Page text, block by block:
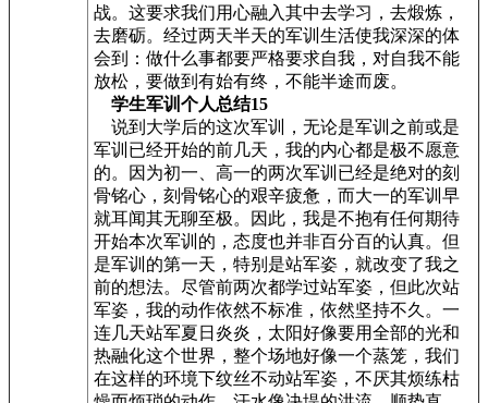
战。这要求我们用心融入其中去学习，去煅炼，
去磨砺。经过两天半天的军训生活使我深深的体
会到：做什么事都要严格要求自我，对自我不能
放松，要做到有始有终，不能半途而废。
学生军训个人总结15
说到大学后的这次军训，无论是军训之前或是
军训已经开始的前几天，我的内心都是极不愿意
的。因为初一、高一的两次军训已经是绝对的刻
骨铭心，刻骨铭心的艰辛疲惫，而大一的军训早
就耳闻其无聊至极。因此，我是不抱有任何期待
开始本次军训的，态度也并非百分百的认真。但
是军训的第一天，特别是站军姿，就改变了我之
前的想法。尽管前两次都学过站军姿，但此次站
军姿，我的动作依然不标准，依然坚持不久。一
连几天站军夏日炎炎，太阳好像要用全部的光和
热融化这个世界，整个场地好像一个蒸笼，我们
在这样的环境下纹丝不动站军姿，不厌其烦练枯